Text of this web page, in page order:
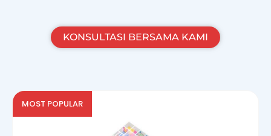
KONSULTASI BERSAMA KAMI
MOST POPULAR